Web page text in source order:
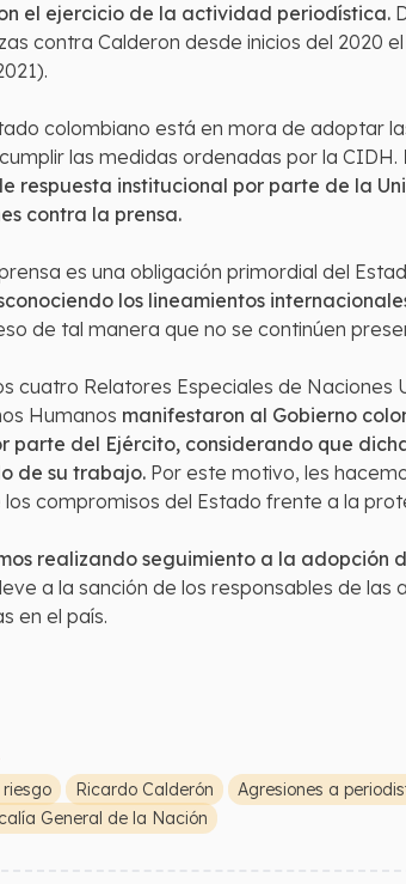
el ejercicio de la actividad periodística.
contra Calderon desde inicios del 2020
colombiano está en mora de adoptar
las medidas ordenadas por la CIDH.
respuesta institucional por parte de la
contra la prensa.
es una obligación primordial del
los lineamientos
de tal manera que no se continúen
cuatro Relatores Especiales de
Humanos manifestaron al Gobierno
parte del Ejército, considerando que
de su trabajo. Por este motivo, les
compromisos del Estado frente a la
realizando seguimiento a la
a la sanción de los responsables de
en el país.
Ricardo Calderón Agresiones a
General de la Nación